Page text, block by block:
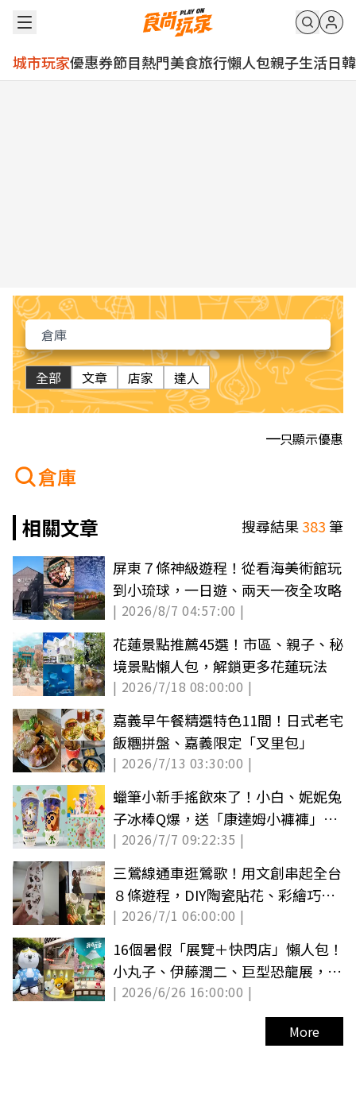
城市玩家優惠券節目熱門美食旅行懶人包親子生活日韓
全部 文章 店家 達人
只顯示優惠
倉庫
相關文章
搜尋結果383筆
屏東７條神級遊程！從看海美術館玩
到小琉球，一日遊、兩天一夜全攻略
| 2026/8/7 04:57:00 |
花蓮景點推薦45選！市區、親子、秘
境景點懶人包，解鎖更多花蓮玩法
| 2026/7/18 08:00:00 |
嘉義早午餐精選特色11間！日式老宅
飯糰拼盤、嘉義限定「叉里包」
| 2026/7/13 03:30:00 |
蠟筆小新手搖飲來了！小白、妮妮兔
子冰棒Q爆，送「康達姆小褲褲」裝
飲料
| 2026/7/7 09:22:35 |
三鶯線通車逛鶯歌！用文創串起全台
８條遊程，DIY陶瓷貼花、彩繪巧克
力、旗袍體驗
| 2026/7/1 06:00:00 |
16個暑假「展覽＋快閃店」懶人包！
小丸子、伊藤潤二、巨型恐龍展，櫻
花哆啦免費拍
| 2026/6/26 16:00:00 |
More